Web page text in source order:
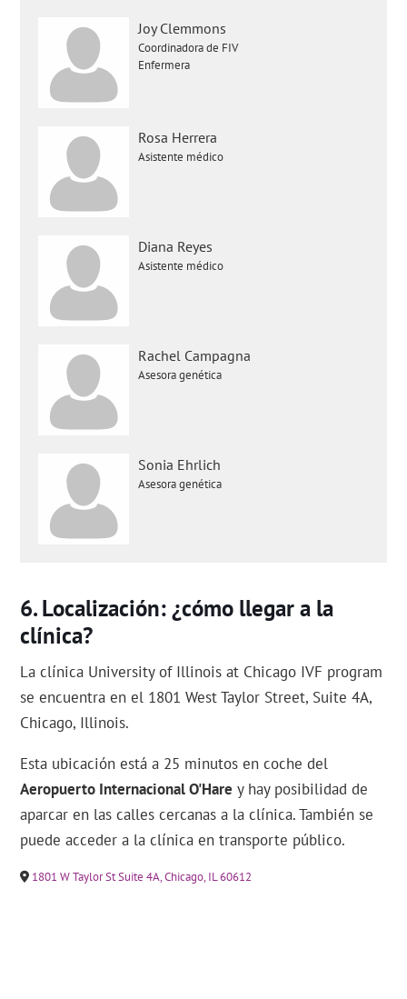
Joy Clemmons
Coordinadora de FIV
Enfermera
Rosa Herrera
Asistente médico
Diana Reyes
Asistente médico
Rachel Campagna
Asesora genética
Sonia Ehrlich
Asesora genética
Localización: ¿cómo llegar a la
clínica?
La clínica University of Illinois at Chicago IVF program
se encuentra en el 1801 West Taylor Street, Suite 4A,
Chicago, Illinois.
Esta ubicación está a 25 minutos en coche del
Aeropuerto Internacional O'Hare y hay posibilidad de
aparcar en las calles cercanas a la clínica. También se
puede acceder a la clínica en transporte público.
1801 W Taylor St Suite 4A, Chicago, IL 60612